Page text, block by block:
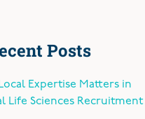
Posts
Expertise Matters in
Life Sciences Recruitment